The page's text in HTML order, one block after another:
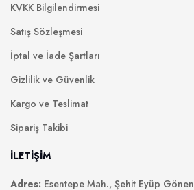
KVKK Bilgilendirmesi
Satış Sözleşmesi
İptal ve İade Şartları
Gizlilik ve Güvenlik
Kargo ve Teslimat
Sipariş Takibi
İLETİŞİM
Adres: Esentepe Mah., Şehit Eyüp Gönen